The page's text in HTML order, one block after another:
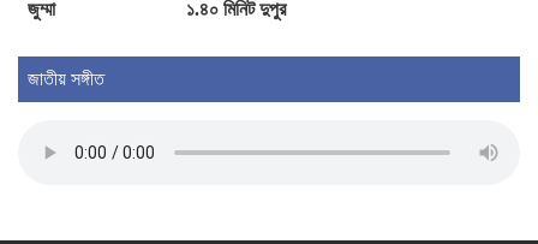
জুম্মা ১.৪০ মিনিট দুপুর
জাতীয় সঙ্গীত